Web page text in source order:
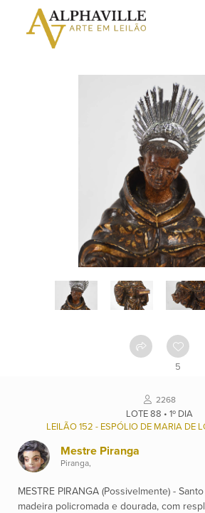
Criar
Home
Vender
Sobre
funciona
catálogo
Leilões
5
2268
LOTE 88 • 1º DIA
Mestre Piranga
Piranga,
MESTRE PIRANGA (Possivelmente) -
madeira policromada e dourada, com